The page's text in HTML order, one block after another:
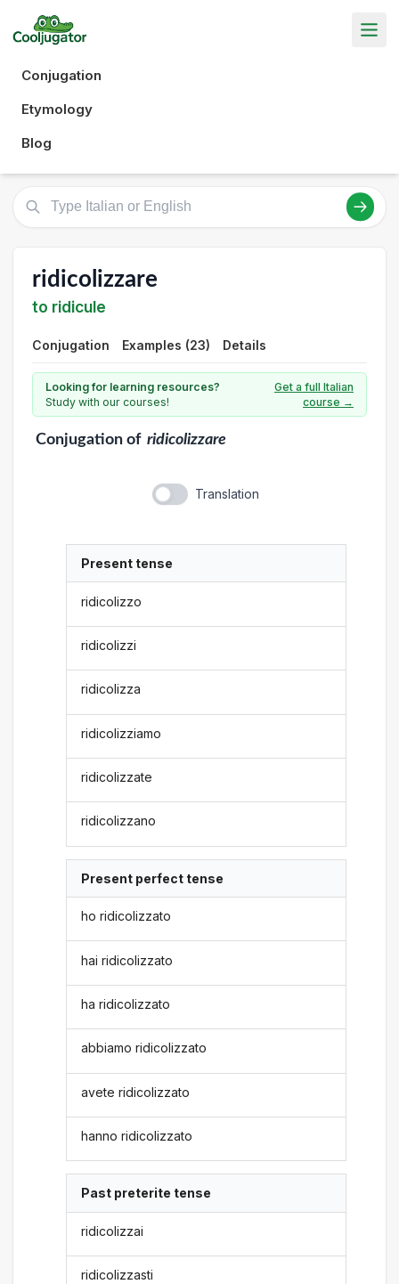
Conjugation
Etymology
Blog
ridicolizzare
to ridicule
Conjugation Examples (23) Details
Looking for learning resources?
Study with our courses!
Get a full Italian
course →
Conjugationof ridicolizzare
Translation
Present tense
ridicolizzo
ridicolizzi
ridicolizza
ridicolizziamo
ridicolizzate
ridicolizzano
Present perfect tense
ho ridicolizzato
hai ridicolizzato
ha ridicolizzato
abbiamo ridicolizzato
avete ridicolizzato
hanno ridicolizzato
Past preterite tense
ridicolizzai
ridicolizzasti